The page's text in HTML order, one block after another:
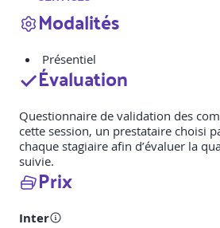
Modalités
Présentiel
Évaluation
Questionnaire de validation des
cette session, un prestataire choisi
chaque stagiaire afin d’évaluer la
suivie.
Prix
Inter